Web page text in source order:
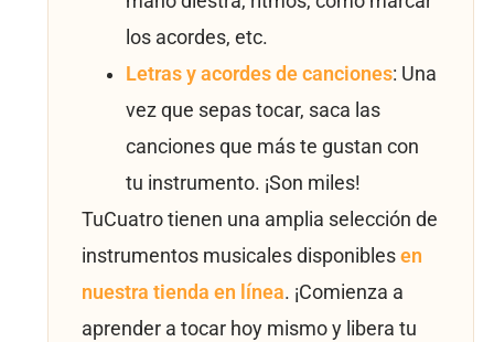
los acordes, etc.
Letras y acordes de canciones: Una
vez que sepas tocar, saca las
canciones que más te gustan con
tu instrumento. ¡Son miles!
TuCuatro tienen una amplia selección de
instrumentos musicales disponibles en
nuestra tienda en línea. ¡Comienza a
aprender a tocar hoy mismo y libera tu